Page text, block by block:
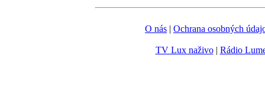
O nás | Ochrana osobných
TV Lux naživo| Rádio